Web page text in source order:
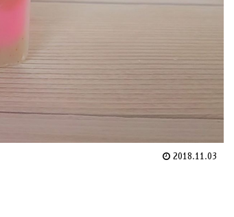
2018.11.03